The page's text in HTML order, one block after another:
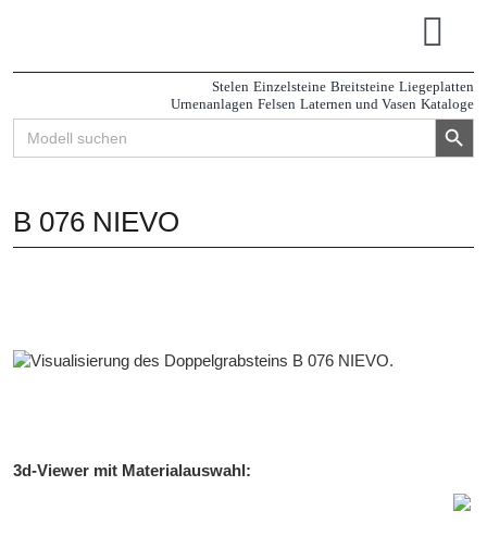
Stelen Einzelsteine Breitsteine Liegeplatten
Urnenanlagen Felsen Laternen und Vasen Kataloge
Search
for:
Search Button
B 076 NIEVO
3d-Viewer mit Materialauswahl: